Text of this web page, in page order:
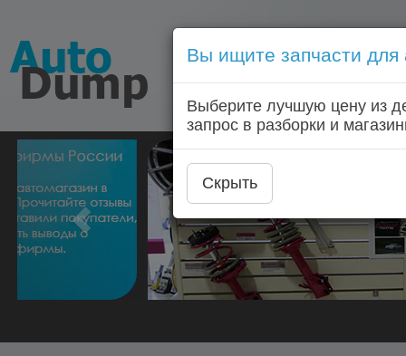
Голосовой запрос
Главная
Вы ищите запчасти для
Выберите лучшую цену из
запрос в разборки и
Скрыть